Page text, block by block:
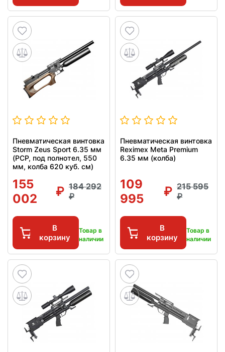
Пневматическая винтовка
Storm Zeus Sport 6.35 мм
(PCP, под полнотел, 550
мм, колба 620 куб. см)
155
002
184 292
В
корзину
Товар в
наличии
Пневматическая винтовка
Reximex Meta Premium
6.35 мм (колба)
109
995
215 595
В
корзину
Товар в
наличии